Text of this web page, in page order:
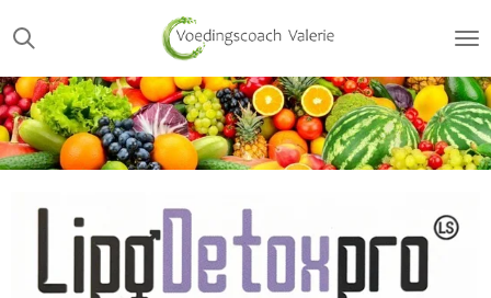
Ga
direct
naar
de
hoofdinhoud